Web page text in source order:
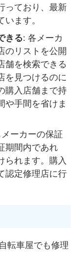
っており、最新
ます。
きる: 各メーカ
のリストを公開
舗を検索できる
を見つけるのに
購入店舗まで持
や手間を省けま
ーカーの保証
期間内であれ
られます。購入
認定修理店に行
転車屋でも修理